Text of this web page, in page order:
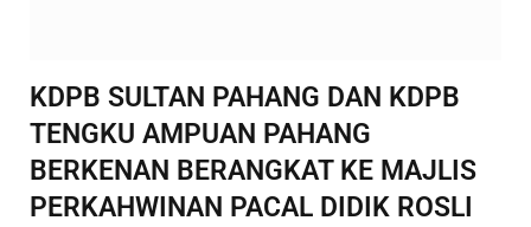
KDPB SULTAN PAHANG DAN KDPB
TENGKU AMPUAN PAHANG
BERKENAN BERANGKAT KE MAJLIS
PERKAHWINAN PACAL DIDIK ROSLI